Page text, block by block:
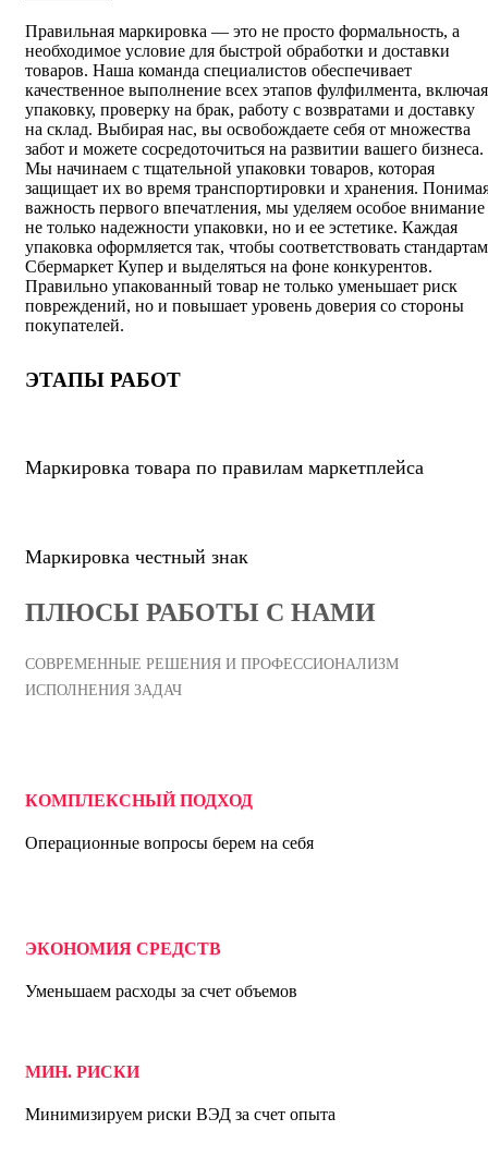
Правильная маркировка — это не просто формальность, а
необходимое условие для быстрой обработки и доставки
товаров. Наша команда специалистов обеспечивает
качественное выполнение всех этапов фулфилмента, включая
упаковку, проверку на брак, работу с возвратами и доставку
на склад. Выбирая нас, вы освобождаете себя от множества
забот и можете сосредоточиться на развитии вашего бизнеса.
Мы начинаем с тщательной упаковки товаров, которая
защищает их во время транспортировки и хранения.
важность первого впечатления, мы уделяем особое внимание
не только надежности упаковки, но и ее эстетике. Каждая
упаковка оформляется так, чтобы соответствовать стандартам
Сбермаркет Купер и выделяться на фоне конкурентов.
Правильно упакованный товар не только уменьшает риск
повреждений, но и повышает уровень доверия со стороны
покупателей.
ЭТАПЫ РАБОТ
Маркировка товара по правилам маркетплейса
Маркировка честный знак
ПЛЮСЫ РАБОТЫ С НАМИ
СОВРЕМЕННЫЕ РЕШЕНИЯ И ПРОФЕССИОНАЛИЗМ
ИСПОЛНЕНИЯ ЗАДАЧ
КОМПЛЕКСНЫЙ ПОДХОД
Операционные вопросы берем на себя
ЭКОНОМИЯ СРЕДСТВ
Уменьшаем расходы за счет объемов
МИН. РИСКИ
Минимизируем риски ВЭД за счет опыта